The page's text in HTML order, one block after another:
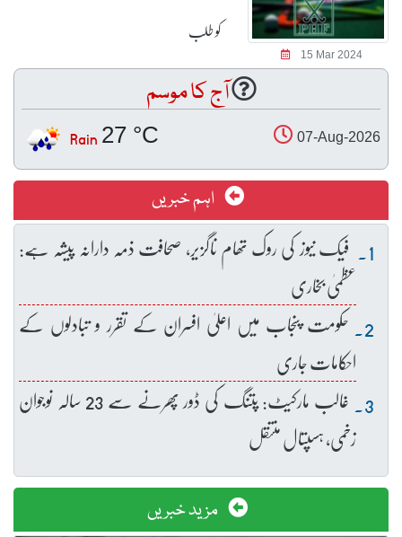
15 Mar 2024
کو طلب
آج کا موسم
07-Aug-2026
27 °C
Rain
اہم خبریں
فیک نیوز کی روک تھام ناگزیر، صحافت ذمہ دارانہ پیشہ ہے:
عظمیٰ بخاری
حکومت پنجاب میں اعلیٰ افسران کے تقرر و تبادلوں کے
احکامات جاری
غالب مارکیٹ: پتنگ کی ڈور پھرنے سے 23 سالہ نوجوان
زخمی، ہسپتال منتقل
مزید خبریں